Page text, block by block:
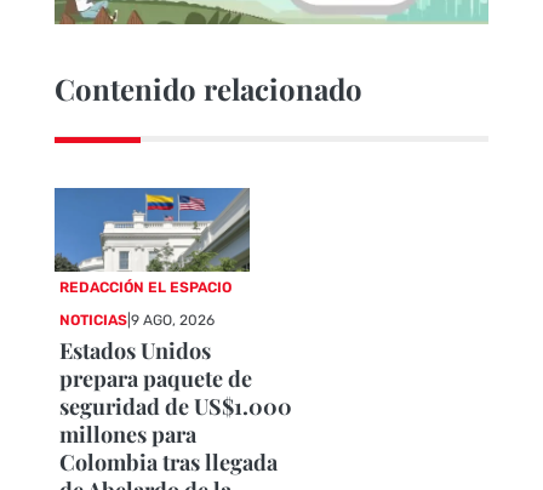
Contenido relacionado
REDACCIÓN EL ESPACIO
NOTICIAS |9 AGO, 2026
Estados Unidos
prepara paquete de
seguridad de US$1.000
millones para
Colombia tras llegada